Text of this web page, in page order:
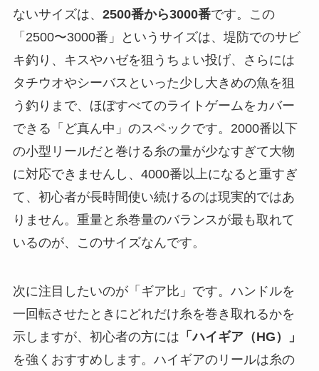
ないサイズは、 2500番から3000番です。この
「2500〜3000番」というサイズは、堤防でのサビ
キ釣り、キスやハゼを狙うちょい投げ、さらには
タチウオやシーバスといった少し大きめの魚を狙
う釣りまで、ほぼすべてのライトゲームをカバー
できる「ど真ん中」のスペックです。2000番以下
の小型リールだと巻ける糸の量が少なすぎて大物
に対応できませんし、4000番以上になると重すぎ
て、初心者が長時間使い続けるのは現実的ではあ
りません。重量と糸巻量のバランスが最も取れて
いるのが、このサイズなんです。
次に注目したいのが「ギア比」です。ハンドルを
一回転させたときにどれだけ糸を巻き取れるかを
示しますが、初心者の方には 「ハイギア（HG）」
を強くおすすめします。ハイギアのリールは糸の